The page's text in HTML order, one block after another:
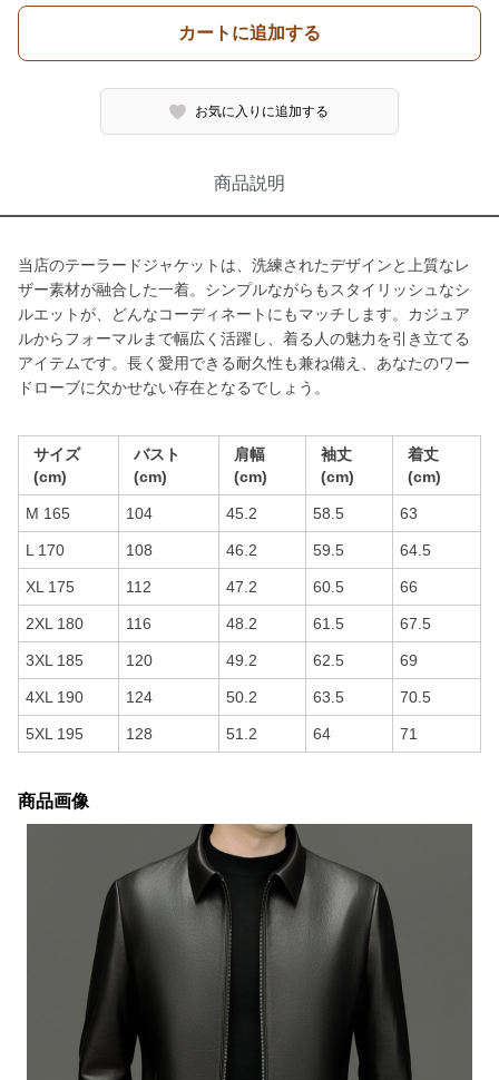
カートに追加する
お気に入りに追加する
商品説明
当店のテーラードジャケットは、洗練されたデザインと上質なレ
ザー素材が融合した一着。シンプルながらもスタイリッシュなシ
ルエットが、どんなコーディネートにもマッチします。カジュア
ルからフォーマルまで幅広く活躍し、着る人の魅力を引き立てる
アイテムです。長く愛用できる耐久性も兼ね備え、あなたのワー
ドローブに欠かせない存在となるでしょう。
サイズ
(cm)
バスト
(cm)
肩幅
(cm)
袖丈
(cm)
着丈
(cm)
M 165 104 45.2 58.5 63
L 170 108 46.2 59.5 64.5
XL 175 112 47.2 60.5 66
2XL 180 116 48.2 61.5 67.5
3XL 185 120 49.2 62.5 69
4XL 190 124 50.2 63.5 70.5
5XL 195 128 51.2 64 71
商品画像